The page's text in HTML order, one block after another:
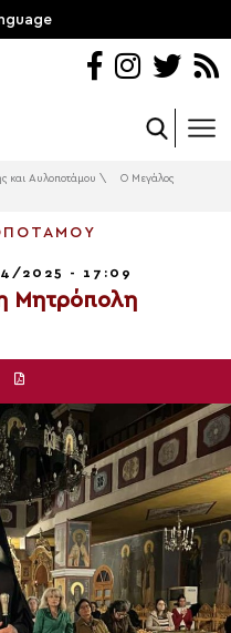
και Αυλοποτάμου \
Ο Μεγάλος
2025 - 17:09
Μητρόπολη